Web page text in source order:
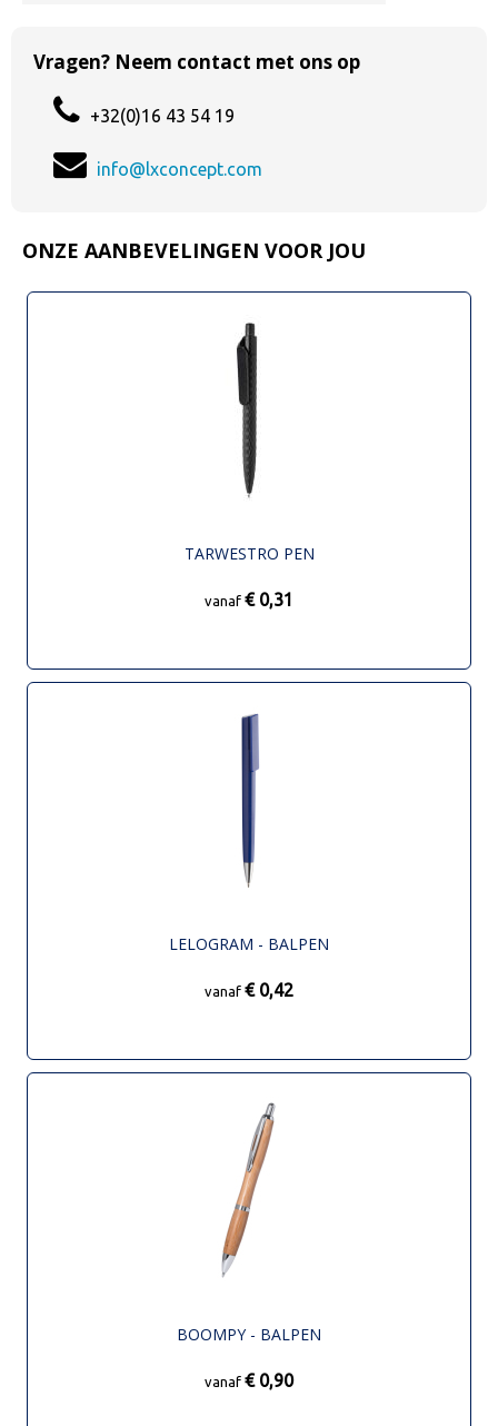
Vragen? Neem contact met ons op
+32(0)16 43 54 19
info@lxconcept.com
ONZE AANBEVELINGEN VOOR JOU
TARWESTRO PEN
vanaf € 0,31
LELOGRAM - BALPEN
vanaf € 0,42
BOOMPY - BALPEN
vanaf € 0,90